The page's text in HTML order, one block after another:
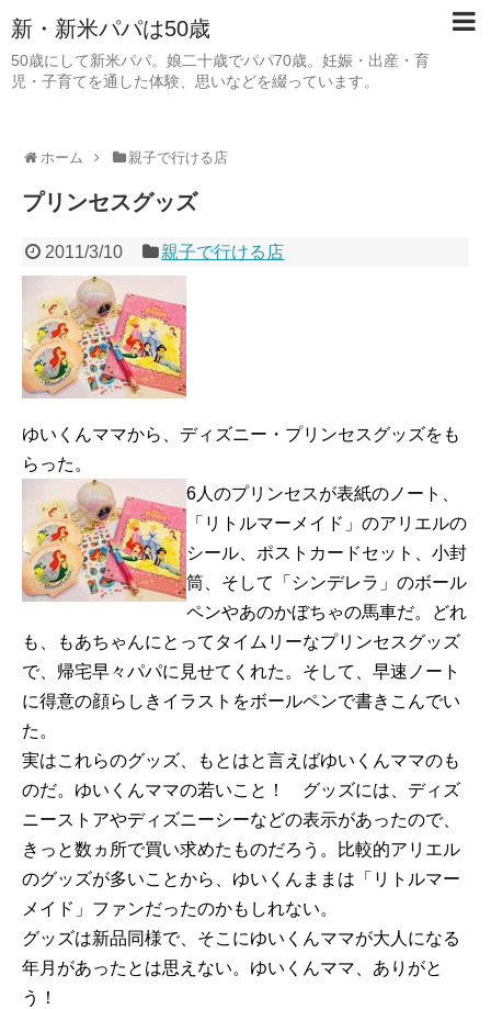
新・新米パパは50歳
50歳にして新米パパ。娘二十歳でパパ70歳。妊娠・出産・育
児・子育てを通した体験、思いなどを綴っています。
ホーム 親子で行ける店
プリンセスグッズ
2011/3/10 親子で行ける店
ゆいくんママから、ディズニー・プリンセスグッズをも
らった。
6人のプリンセスが表紙のノート、
「リトルマーメイド」のアリエルの
シール、ポストカードセット、小封
筒、そして「シンデレラ」のボール
ペンやあのかぼちゃの馬車だ。どれ
も、もあちゃんにとってタイムリーなプリンセスグッズ
で、帰宅早々パパに見せてくれた。そして、早速ノート
に得意の顔らしきイラストをボールペンで書きこんでい
た。
実はこれらのグッズ、もとはと言えばゆいくんママのも
のだ。ゆいくんママの若いこと！ グッズには、ディズ
ニーストアやディズニーシーなどの表示があったので、
きっと数ヵ所で買い求めたものだろう。比較的アリエル
のグッズが多いことから、ゆいくんままは「リトルマー
メイド」ファンだったのかもしれない。
グッズは新品同様で、そこにゆいくんママが大人になる
年月があったとは思えない。ゆいくんママ、ありがと
う！